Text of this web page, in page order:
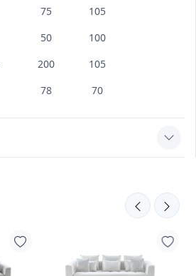
75
105
50
100
200
105
78 70